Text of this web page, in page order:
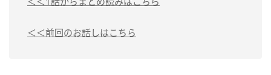
＜＜前回のお話しはこちら